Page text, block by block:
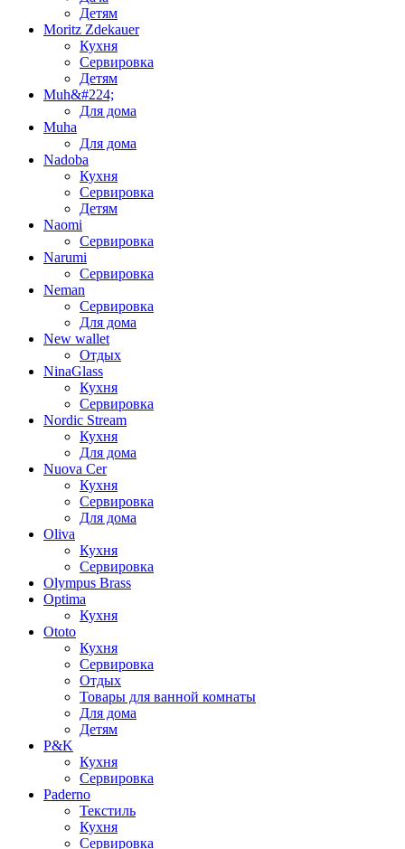
Детям
Moritz Zdekauer
Кухня
Сервировка
Детям
Muh&#224;
Для дома
Muha
Для дома
Nadoba
Кухня
Сервировка
Детям
Naomi
Сервировка
Narumi
Сервировка
Neman
Сервировка
Для дома
New wallet
Отдых
NinaGlass
Кухня
Сервировка
Nordic Stream
Кухня
Для дома
Nuova Cer
Кухня
Сервировка
Для дома
Oliva
Кухня
Сервировка
Olympus Brass
Optima
Кухня
Ototo
Кухня
Сервировка
Отдых
Товары для ванной комнаты
Для дома
Детям
P&K
Кухня
Сервировка
Paderno
Текстиль
Кухня
Сервировка